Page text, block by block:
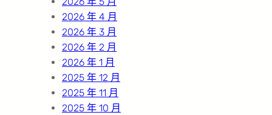
2026 年 4 月
2026 年 3 月
2026 年 2 月
2026 年 1 月
2025 年 12 月
2025 年 11 月
2025 年 10 月